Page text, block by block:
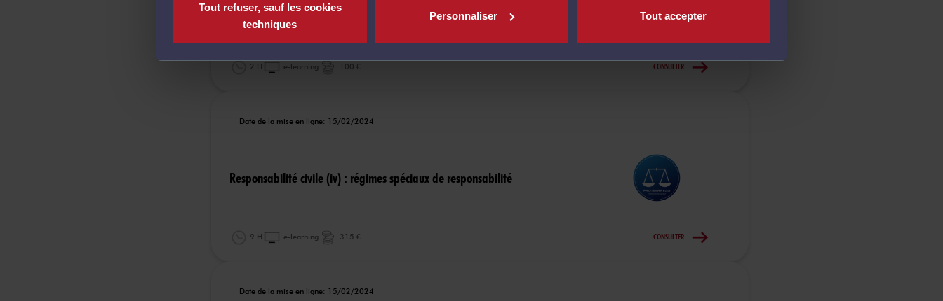
Tout refuser, sauf les cookies
techniques
Personnaliser Tout accepter
Webinaire - dommage corporel : la capitalisation des rentes indemnitaires à
l’aide d’un logiciel
2 H e-learning 100 € CONSULTER
Date de la mise en ligne: 15/02/2024
Responsabilité civile (iv) : régimes spéciaux de responsabilité
9 H e-learning 315 € CONSULTER
Date de la mise en ligne: 15/02/2024